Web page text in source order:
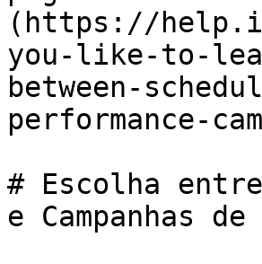
(https://
you-like-to-
between-
performance-
# Escolha
e Campanhas